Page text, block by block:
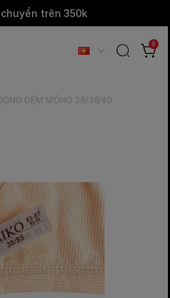
trên 350k
0
ĐỆM MỎNG 36/38/40